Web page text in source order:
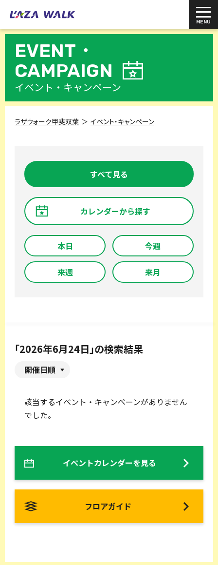
EVENT・
CAMPAIGN
イベント・キャンペーン
ラザウォーク甲斐双葉 イベント・キャンペーン
すべて見る
カレンダーから探す
本日 今週
来週 来月
「2026年6月24日」の検索結果
開催日順
該当するイベント・キャンペーンがありません
でした。
イベントカレンダーを見る
フロアガイド